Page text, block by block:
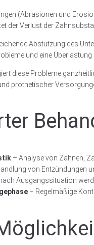
(Abrasionen und
der Verlust der
Abstützung des
und eine
diese Probleme
prothetischer
– Analyse von Zähnen,
von Entzündungen
Ausgangssituation
– Regelmäßige